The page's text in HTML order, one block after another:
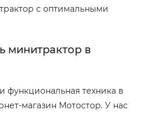
с оптимальными
минитрактор в
функциональная техника в
магазин Мотостор. У нас